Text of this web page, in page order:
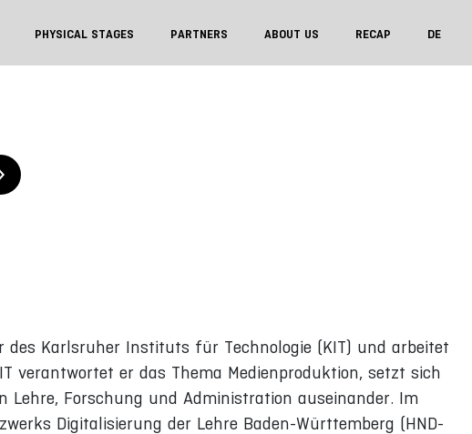
PHYSICAL STAGES PARTNERS ABOUT US RECAP DE
des Karlsruher Instituts für Technologie (KIT) und arbeitet
verantwortet er das Thema Medienproduktion, setzt sich
Lehre, Forschung und Administration auseinander. Im
Digitalisierung der Lehre Baden-Württemberg (HND-